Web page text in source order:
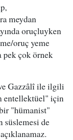
meydan
oruçluyken
oruç yeme
pek çok örnek
Gazzâlî ile ilgili
entellektüel" için
"hümanist"
süslemesi de